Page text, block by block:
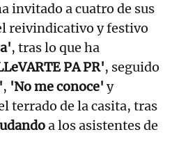
invitado a cuatro de sus
reivindicativo y festivo
, tras lo que ha
PA PR', seguido
, 'No me conoce' y
terrado de la casita, tras
a los asistentes de